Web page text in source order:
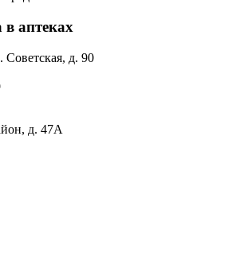
аптеках
Советская, д. 90
д. 47А